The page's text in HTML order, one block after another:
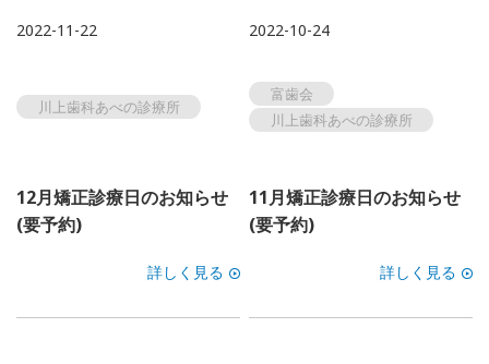
2022-11-22
川上歯科あべの診療所
12月矯正診療日のお知らせ
(要予約)
詳しく見る
2022-10-24
富歯会
川上歯科あべの診療所
11月矯正診療日のお知らせ
(要予約)
詳しく見る